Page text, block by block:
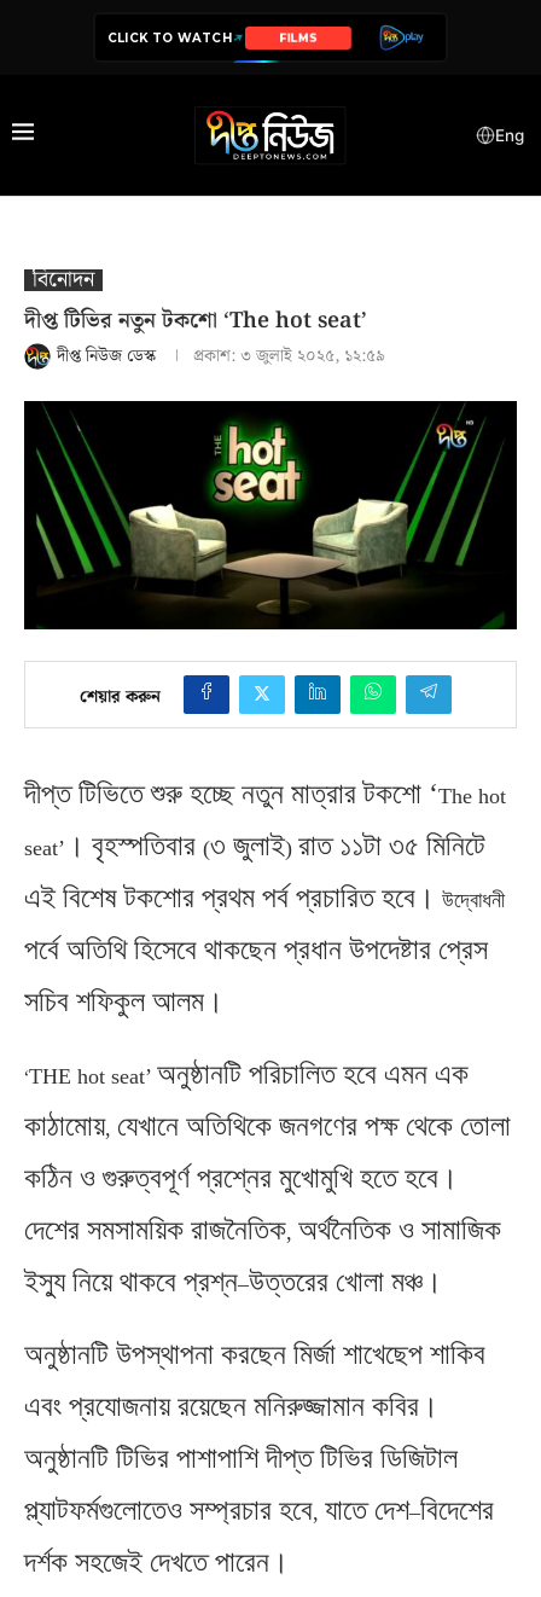
CLICK TO WATCH SERIES
Eng
বিনোদন
দীপ্ত টিভির নতুন টকশো ‘The hot seat’
দীপ্ত নিউজ ডেস্ক প্রকাশ:৩ জুলাই ২০২৫, ১২:৫৯
শেয়ার করুন
দীপ্ত টিভিতে শুরু হচ্ছে নতুন মাত্রার টকশো ‘The hot
seat’ । বৃহস্পতিবার (৩ জুলাই) রাত ১১টা ৩৫ মিনিটে
এই বিশেষ টকশোর প্রথম পর্ব প্রচারিত হবে। উদ্বোধনী
পর্বে অতিথি হিসেবে থাকছেন প্রধান উপদেষ্টার প্রেস
সচিব শফিকুল আলম।
‘THE hot seat’ অনুষ্ঠানটি পরিচালিত হবে এমন এক
কাঠামোয়, যেখানে অতিথিকে জনগণের পক্ষ থেকে তোলা
কঠিন ও গুরুত্বপূর্ণ প্রশ্নের মুখোমুখি হতে হবে।
দেশের সমসাময়িক রাজনৈতিক, অর্থনৈতিক ও সামাজিক
ইস্যু নিয়ে থাকবে প্রশ্ন–উত্তরের খোলা মঞ্চ।
অনুষ্ঠানটি উপস্থাপনা করছেন মির্জা শাখেছেপ শাকিব
এবং প্রযোজনায় রয়েছেন মনিরুজ্জামান কবির।
অনুষ্ঠানটি টিভির পাশাপাশি দীপ্ত টিভির ডিজিটাল
প্ল্যাটফর্মগুলোতেও সম্প্রচার হবে, যাতে দেশ–বিদেশের
দর্শক সহজেই দেখতে পারেন।